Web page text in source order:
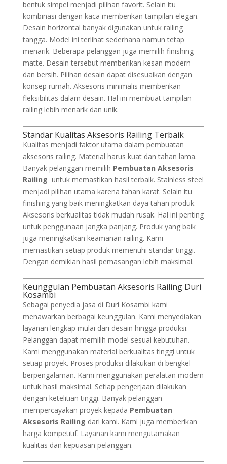
bentuk simpel menjadi pilihan favorit. Selain itu
kombinasi dengan kaca memberikan tampilan elegan.
Desain horizontal banyak digunakan untuk railing
tangga. Model ini terlihat sederhana namun tetap
menarik. Beberapa pelanggan juga memilih finishing
matte. Desain tersebut memberikan kesan modern
dan bersih. Pilihan desain dapat disesuaikan dengan
konsep rumah. Aksesoris minimalis memberikan
fleksibilitas dalam desain. Hal ini membuat tampilan
railing lebih menarik dan unik.
Standar Kualitas Aksesoris Railing Terbaik
Kualitas menjadi faktor utama dalam pembuatan
aksesoris railing. Material harus kuat dan tahan lama.
Banyak pelanggan memilih Pembuatan Aksesoris
Railing untuk memastikan hasil terbaik. Stainless steel
menjadi pilihan utama karena tahan karat. Selain itu
finishing yang baik meningkatkan daya tahan produk.
Aksesoris berkualitas tidak mudah rusak. Hal ini penting
untuk penggunaan jangka panjang. Produk yang baik
juga meningkatkan keamanan railing. Kami
memastikan setiap produk memenuhi standar tinggi.
Dengan demikian hasil pemasangan lebih maksimal.
Keunggulan Pembuatan Aksesoris Railing Duri
Kosambi
Sebagai penyedia jasa di Duri Kosambi kami
menawarkan berbagai keunggulan. Kami menyediakan
layanan lengkap mulai dari desain hingga produksi.
Pelanggan dapat memilih model sesuai kebutuhan.
Kami menggunakan material berkualitas tinggi untuk
setiap proyek. Proses produksi dilakukan di bengkel
berpengalaman. Kami menggunakan peralatan modern
untuk hasil maksimal. Setiap pengerjaan dilakukan
dengan ketelitian tinggi. Banyak pelanggan
mempercayakan proyek kepada Pembuatan
Aksesoris Railing dari kami. Kami juga memberikan
harga kompetitif. Layanan kami mengutamakan
kualitas dan kepuasan pelanggan.